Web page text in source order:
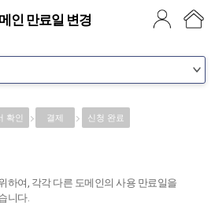
인 만료일 변경
확인 결제 신청 완료
하여, 각각 다른 도메인의 사용 만료일을
니다.